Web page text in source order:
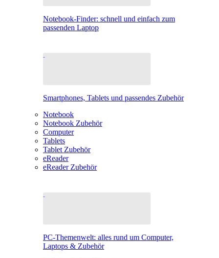
Notebook-Finder: schnell und einfach zum
passenden Laptop
Smartphones, Tablets und passendes Zubehör
Notebook
Notebook Zubehör
Computer
Tablets
Tablet Zubehör
eReader
eReader Zubehör
PC-Themenwelt: alles rund um Computer,
Laptops & Zubehör